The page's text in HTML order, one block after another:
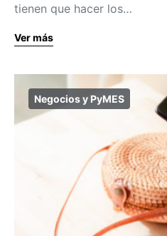
tienen que hacer los…
Ver más
Negocios y PyMES